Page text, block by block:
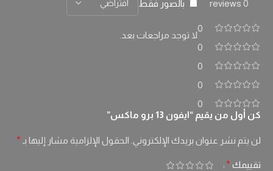
0 reviews
0
0
0
0
0
بالصور فقط
لا توجد مراجعات بعد.
كن أول من يقيم “ايفون 13 برو ماكس”
لن يتم نشر عنوان بريدك الإلكتروني. الحقول الإلزامية مشار إليها بـ *
تقييمك *